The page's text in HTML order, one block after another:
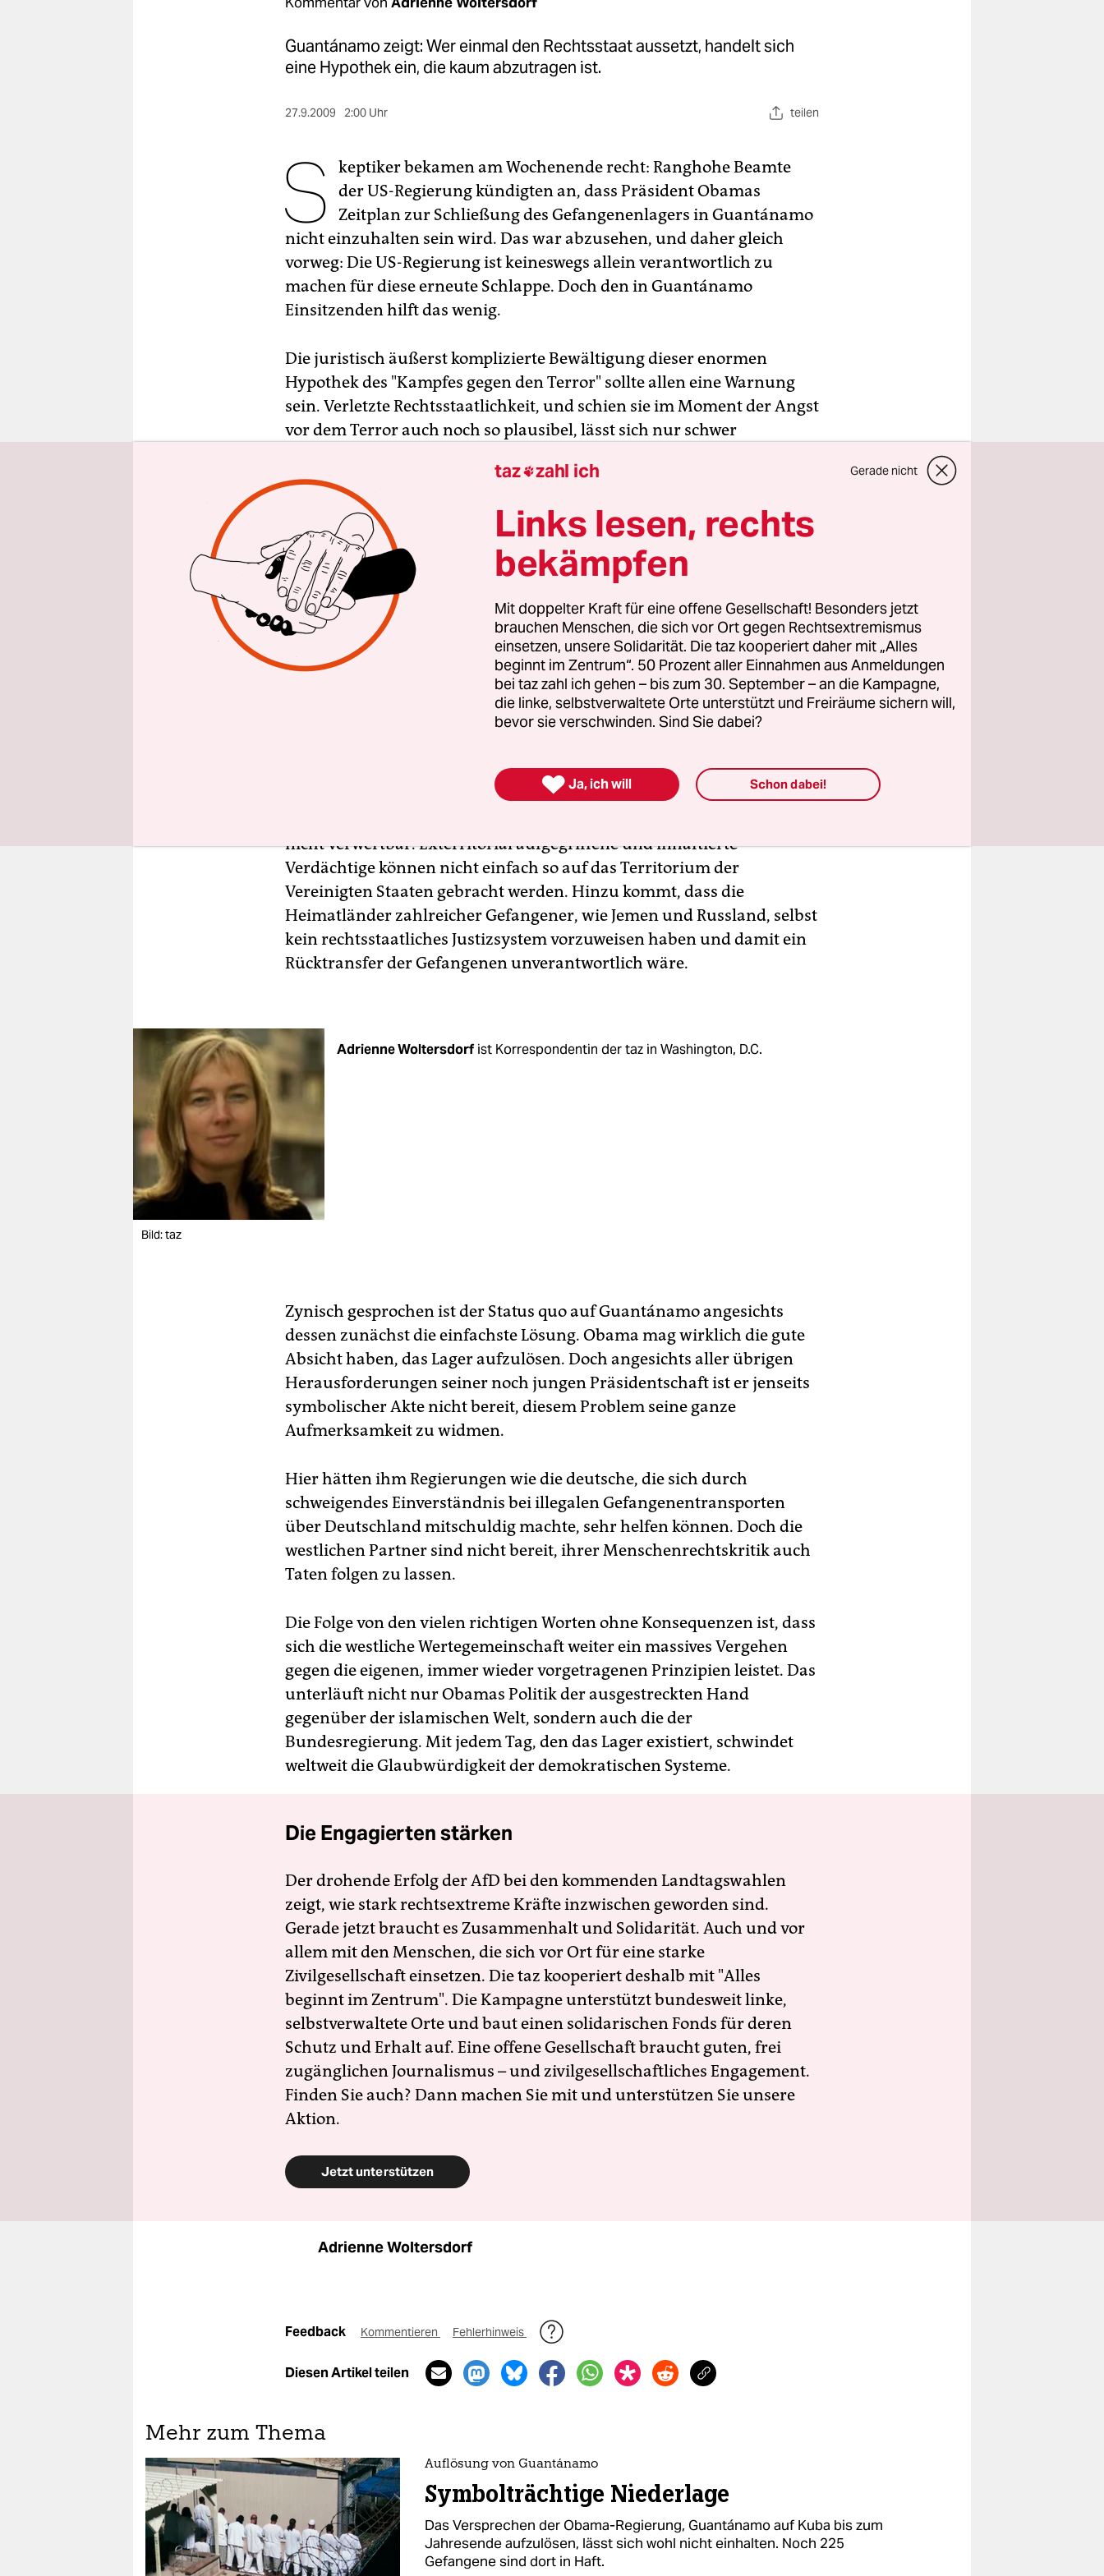
Guantánamo zeigt: Wer einmal den Rechtsstaat aussetzt, handelt sich
eine Hypothek ein, die kaum abzutragen ist.
27.9.2009 2:00 Uhr teilen
S
keptiker bekamen am Wochenende recht: Ranghohe Beamte
der US-Regierung kündigten an, dass Präsident Obamas
Zeitplan zur Schließung des Gefangenenlagers in Guantánamo
nicht einzuhalten sein wird. Das war abzusehen, und daher gleich
vorweg: Die US-Regierung ist keineswegs allein verantwortlich zu
machen für diese erneute Schlappe. Doch den in Guantánamo
Einsitzenden hilft das wenig.
Die juristisch äußerst komplizierte Bewältigung dieser enormen
Hypothek des "Kampfes gegen den Terror" sollte allen eine Warnung
sein. Verletzte Rechtsstaatlichkeit, und schien sie im Moment der Angst
vor dem Terror auch noch so plausibel, lässt sich nur schwer
Die Probleme bei der geplanten Schließung sind schier nicht
nicht verwertbar. Exterritorial aufgegriffene und inhaftierte
Verdächtige können nicht einfach so auf das Territorium der
Vereinigten Staaten gebracht werden. Hinzu kommt, dass die
Heimatländer zahlreicher Gefangener, wie Jemen und Russland, selbst
kein rechtsstaatliches Justizsystem vorzuweisen haben und damit ein
Rücktransfer der Gefangenen unverantwortlich wäre.
Bild: taz
Adrienne Woltersdorfist Korrespondentin der taz in Washington, D.C.
Zynisch gesprochen ist der Status quo auf Guantánamo angesichts
dessen zunächst die einfachste Lösung. Obama mag wirklich die gute
Absicht haben, das Lager aufzulösen. Doch angesichts aller übrigen
Herausforderungen seiner noch jungen Präsidentschaft ist er jenseits
symbolischer Akte nicht bereit, diesem Problem seine ganze
Aufmerksamkeit zu widmen.
Hier hätten ihm Regierungen wie die deutsche, die sich durch
schweigendes Einverständnis bei illegalen Gefangenentransporten
über Deutschland mitschuldig machte, sehr helfen können. Doch die
westlichen Partner sind nicht bereit, ihrer Menschenrechtskritik auch
Taten folgen zu lassen.
Die Folge von den vielen richtigen Worten ohne Konsequenzen ist, dass
sich die westliche Wertegemeinschaft weiter ein massives Vergehen
gegen die eigenen, immer wieder vorgetragenen Prinzipien leistet. Das
unterläuft nicht nur Obamas Politik der ausgestreckten Hand
gegenüber der islamischen Welt, sondern auch die der
Bundesregierung. Mit jedem Tag, den das Lager existiert, schwindet
weltweit die Glaubwürdigkeit der demokratischen Systeme.
Die Engagierten stärken
Der drohende Erfolg der AfD bei den kommenden Landtagswahlen
zeigt, wie stark rechtsextreme Kräfte inzwischen geworden sind.
Gerade jetzt braucht es Zusammenhalt und Solidarität. Auch und vor
allem mit den Menschen, die sich vor Ort für eine starke
Zivilgesellschaft einsetzen. Die taz kooperiert deshalb mit "Alles
beginnt im Zentrum". Die Kampagne unterstützt bundesweit linke,
selbstverwaltete Orte und baut einen solidarischen Fonds für deren
Schutz und Erhalt auf. Eine offene Gesellschaft braucht guten, frei
zugänglichen Journalismus – und zivilgesellschaftliches Engagement.
Finden Sie auch? Dann machen Sie mit und unterstützen Sie unsere
Aktion.
Jetzt unterstützen
Adrienne Woltersdorf
Feedback Kommentieren Fehlerhinweis
Diesen Artikel teilen
Mehr zum Thema
Auflösung von Guantánamo
Symbolträchtige Niederlage
Das Versprechen der Obama-Regierung, Guantánamo auf Kuba bis zum
Jahresende aufzulösen, lässt sich wohl nicht einhalten. Noch 225
Gefangene sind dort in Haft.
taz zahl ich Gerade nicht
Links lesen, rechts
bekämpfen
Mit doppelter Kraft für eine offene Gesellschaft! Besonders jetzt
brauchen Menschen, die sich vor Ort gegen Rechtsextremismus
einsetzen, unsere Solidarität. Die taz kooperiert daher mit „Alles
beginnt im Zentrum“. 50 Prozent aller Einnahmen aus Anmeldungen
bei taz zahl ich gehen – bis zum 30. September – an die Kampagne,
die linke, selbstverwaltete Orte unterstützt und Freiräume sichern will,
bevor sie verschwinden. Sind Sie dabei?
 Ja, ich will Schon dabei!